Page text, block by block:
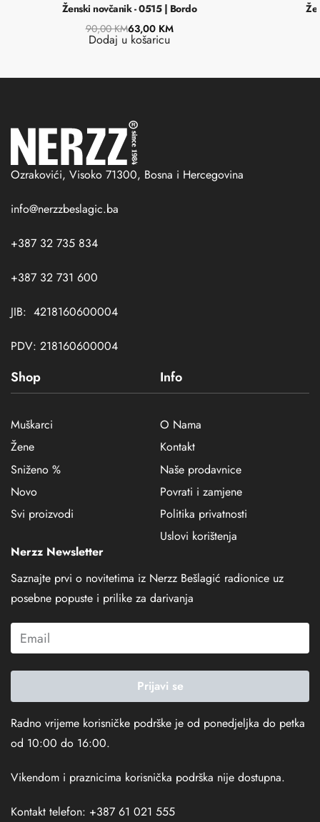
Ženski novčanik - 0515 | Bordo
90,00KM63,00 KM
Dodaj u košaricu
Ozrakovići, Visoko 71300, Bosna i Hercegovina
info@nerzzbeslagic.ba
+387 32 735 834
+387 32 731 600
JIB: 4218160600004
PDV: 218160600004
Shop
Muškarci
Žene
Sniženo %
Novo
Svi proizvodi
Info
O Nama
Kontakt
Naše prodavnice
Povrati i zamjene
Politika privatnosti
Uslovi korištenja
Nerzz Newsletter
Saznajte prvi o novitetima iz Nerzz Bešlagić radionice uz
posebne popuste i prilike za darivanja
Prijavi se
Radno vrijeme korisničke podrške je od ponedjeljka do petka
od 10:00 do 16:00.
Vikendom i praznicima korisnička podrška nije dostupna.
Kontakt telefon: +387 61 021 555